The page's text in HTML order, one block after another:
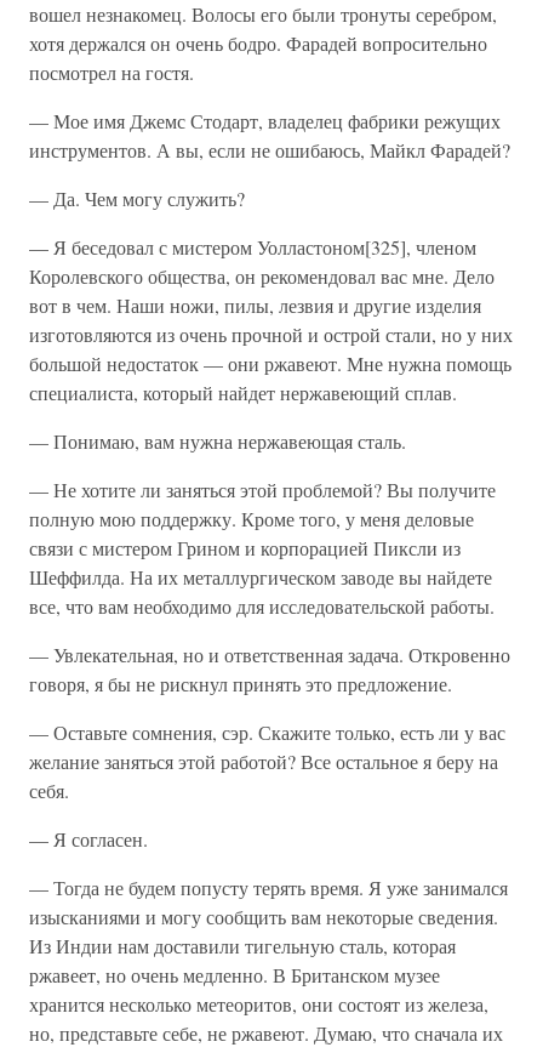
вошел незнакомец. Волосы его были тронуты серебром,
хотя держался он очень бодро. Фарадей вопросительно
посмотрел на гостя.
— Мое имя Джемс Стодарт, владелец фабрики режущих
инструментов. А вы, если не ошибаюсь, Майкл Фарадей?
— Да. Чем могу служить?
— Я беседовал с мистером Уолластоном[325], членом
Королевского общества, он рекомендовал вас мне. Дело
вот в чем. Наши ножи, пилы, лезвия и другие изделия
изготовляются из очень прочной и острой стали, но у них
большой недостаток — они ржавеют. Мне нужна помощь
специалиста, который найдет нержавеющий сплав.
— Понимаю, вам нужна нержавеющая сталь.
— Не хотите ли заняться этой проблемой? Вы получите
полную мою поддержку. Кроме того, у меня деловые
связи с мистером Грином и корпорацией Пиксли из
Шеффилда. На их металлургическом заводе вы найдете
все, что вам необходимо для исследовательской работы.
— Увлекательная, но и ответственная задача. Откровенно
говоря, я бы не рискнул принять это предложение.
— Оставьте сомнения, сэр. Скажите только, есть ли у вас
желание заняться этой работой? Все остальное я беру на
себя.
— Я согласен.
— Тогда не будем попусту терять время. Я уже занимался
изысканиями и могу сообщить вам некоторые сведения.
Из Индии нам доставили тигельную сталь, которая
ржавеет, но очень медленно. В Британском музее
хранится несколько метеоритов, они состоят из железа,
но, представьте себе, не ржавеют. Думаю, что сначала их